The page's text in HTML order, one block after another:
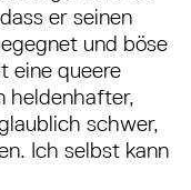
er seinen
und böse
eine queere
heldenhafter,
schwer,
Ich selbst kann